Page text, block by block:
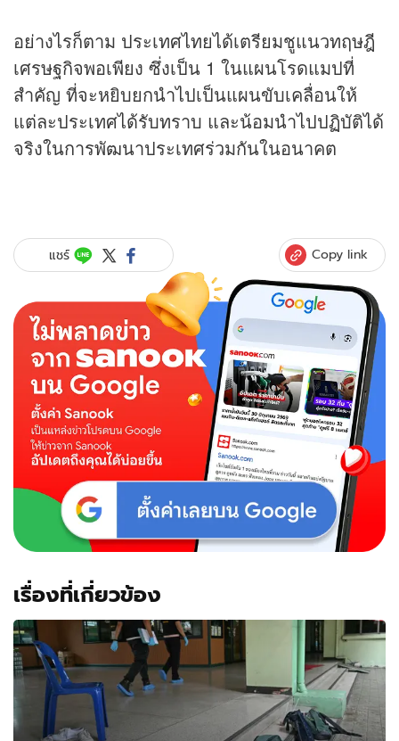
อย่างไรก็ตาม ประเทศไทยได้เตรียมชูแนวทฤษฎี
เศรษฐกิจพอเพียง ซึ่งเป็น 1 ในแผนโรดแมปที่
สำคัญ ที่จะหยิบยกนำไปเป็นแผนขับเคลื่อนให้
แต่ละประเทศได้รับทราบ และน้อมนำไปปฏิบัติได้
จริงในการพัฒนาประเทศร่วมกันในอนาคต
แชร์ Copy link
เรื่องที่เกี่ยวข้อง